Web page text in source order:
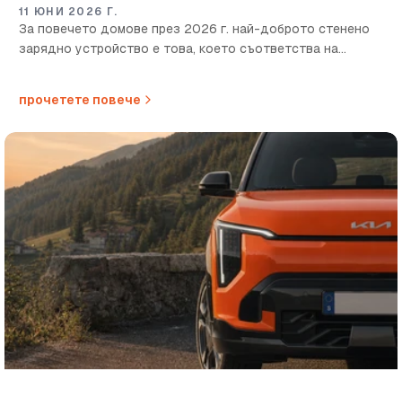
11 ЮНИ 2026 Г.
За повечето домове през 2026 г. най-доброто стенено
зарядно устройство е това, което съответства на
през...
прочетете повече